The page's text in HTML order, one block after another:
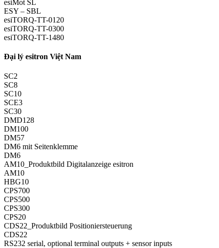
esiMot SL
ESY – SBL
esiTORQ-TT-0120
esiTORQ-TT-0300
esiTORQ-TT-1480
Đại lý esitron Việt Nam
SC2
SC8
SC10
SCE3
SC30
DMD128
DM100
DM57
DM6 mit Seitenklemme
DM6
AM10_Produktbild Digitalanzeige esitron
AM10
HBG10
CPS700
CPS500
CPS300
CPS20
CDS22_Produktbild Positioniersteuerung
CDS22
RS232 serial, optional terminal outputs + sensor inputs